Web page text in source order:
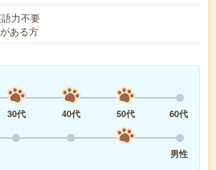
力不要
ある方
30代 40代 50代
60代
男性